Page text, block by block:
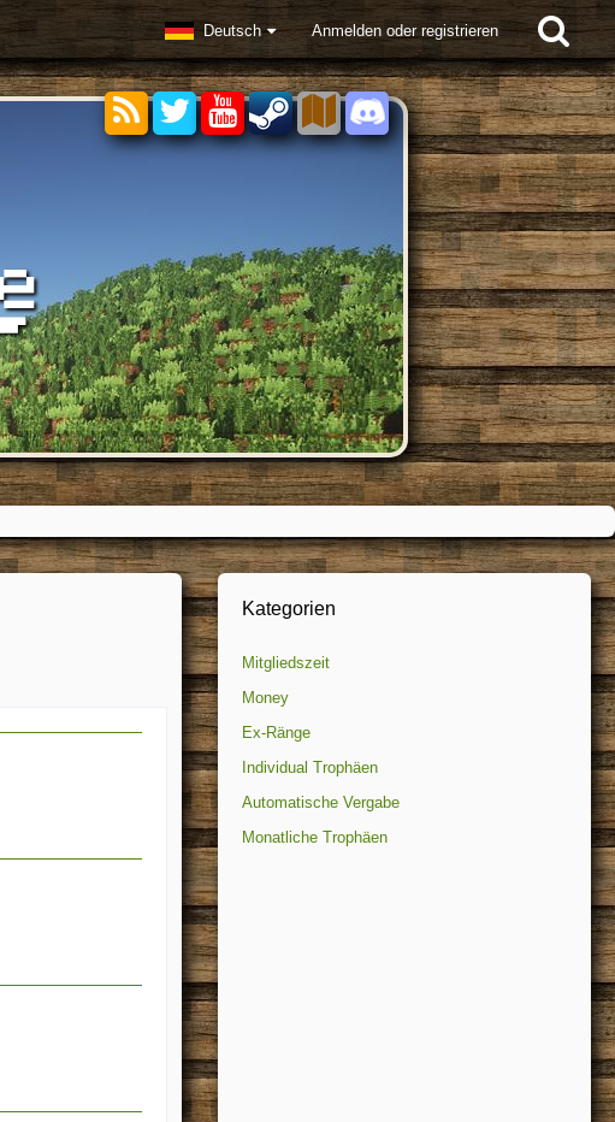
Deutsch Anmelden oder registrieren
Kategorien
Mitgliedszeit
Money
Ex-Ränge
Individual Trophäen
Automatische Vergabe
Monatliche Trophäen